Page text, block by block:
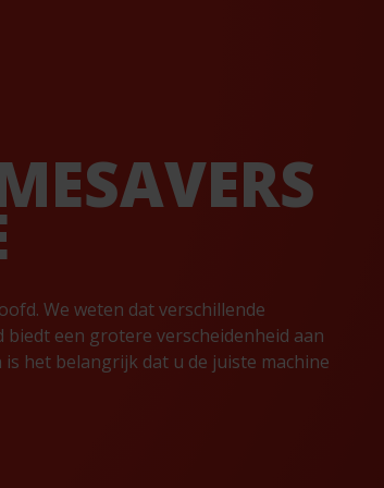
We weten dat verschillende
een grotere verscheidenheid aan
het belangrijk dat u de juiste machine